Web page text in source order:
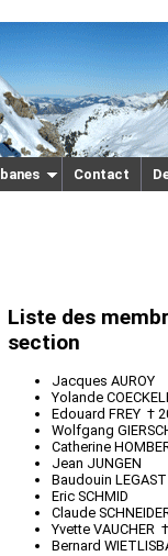
Contact
Liste des
section
Jacques AUROY
Yolande
Edouard FREY †
Wolfgang
Catherine
Jean JUNGEN
Baudouin LEGAST
Eric SCHMID
Claude
Yvette VAUCHER
Bernard